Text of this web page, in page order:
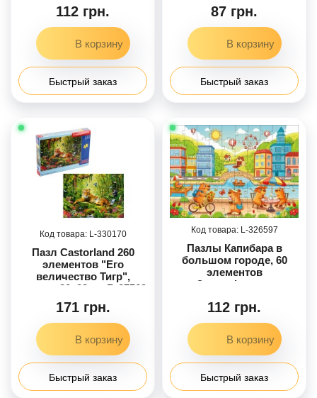
112 грн.
Быстрый заказ
87 грн.
Быстрый заказ
330170
Пазл Castorland 260
элементов "Его
величество Тигр",
размер 32х23 см B-27569
171 грн.
Быстрый заказ
326597
Пазлы Капибара в
большом городе, 60
элементов
©art_selena_ua
112 грн.
Быстрый заказ